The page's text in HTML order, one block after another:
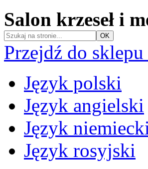
Salon krzeseł i
Przejdź do
Język polski
Język angielski
Język
Język rosyjski